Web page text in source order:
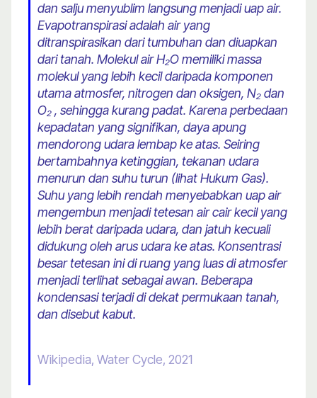
dan salju menyublim langsung menjadi uap air.
Evapotranspirasi adalah air yang
ditranspirasikan dari tumbuhan dan diuapkan
dari tanah. Molekul air H₂O memiliki massa
molekul yang lebih kecil daripada komponen
utama atmosfer, nitrogen dan oksigen, N₂ dan
O₂ , sehingga kurang padat. Karena perbedaan
kepadatan yang signifikan, daya apung
mendorong udara lembap ke atas. Seiring
bertambahnya ketinggian, tekanan udara
menurun dan suhu turun (lihat Hukum Gas).
Suhu yang lebih rendah menyebabkan uap air
mengembun menjadi tetesan air cair kecil yang
lebih berat daripada udara, dan jatuh kecuali
didukung oleh arus udara ke atas. Konsentrasi
besar tetesan ini di ruang yang luas di atmosfer
menjadi terlihat sebagai awan. Beberapa
kondensasi terjadi di dekat permukaan tanah,
dan disebut kabut.
Wikipedia, Water Cycle, 2021